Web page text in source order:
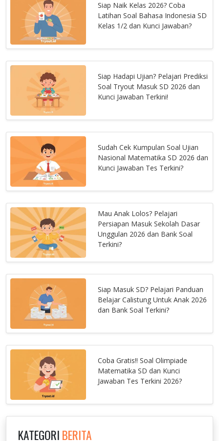
Siap Naik Kelas 2026? Coba
Latihan Soal Bahasa Indonesia SD
Kelas 1/2 dan Kunci Jawaban?
Siap Hadapi Ujian? Pelajari Prediksi
Soal Tryout Masuk SD 2026 dan
Kunci Jawaban Terkini!
Sudah Cek Kumpulan Soal Ujian
Nasional Matematika SD 2026 dan
Kunci Jawaban Tes Terkini?
Mau Anak Lolos? Pelajari
Persiapan Masuk Sekolah Dasar
Unggulan 2026 dan Bank Soal
Terkini?
Siap Masuk SD? Pelajari Panduan
Belajar Calistung Untuk Anak 2026
dan Bank Soal Terkini?
Coba Gratis!! Soal Olimpiade
Matematika SD dan Kunci
Jawaban Tes Terkini 2026?
KATEGORI BERITA